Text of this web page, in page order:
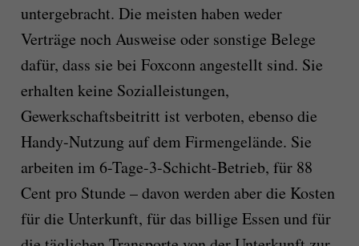
untergebracht. Die meisten haben weder
Verträge noch Ausweise oder sonstige Belege
dafür, dass sie bei Foxconn angestellt sind. Sie
erhalten keine Sozialleistungen,
Gewerkschaftsbeitritt ist verboten, ebenso die
Handy-Nutzung auf dem Firmengelände. Sie
arbeiten im 6-Tage-3-Schicht-Betrieb, für 88
Cent pro Stunde – davon werden aber die Kosten
für die Unterkunft, für das billige Essen und für